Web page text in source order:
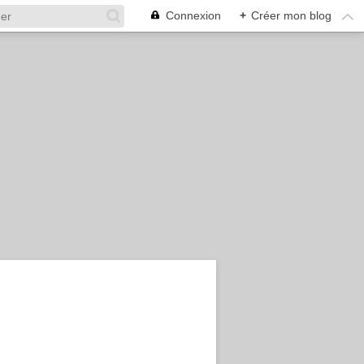
Connexion + Créer mon blog